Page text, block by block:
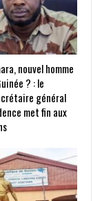
nouvel homme
? : le
général
met fin aux